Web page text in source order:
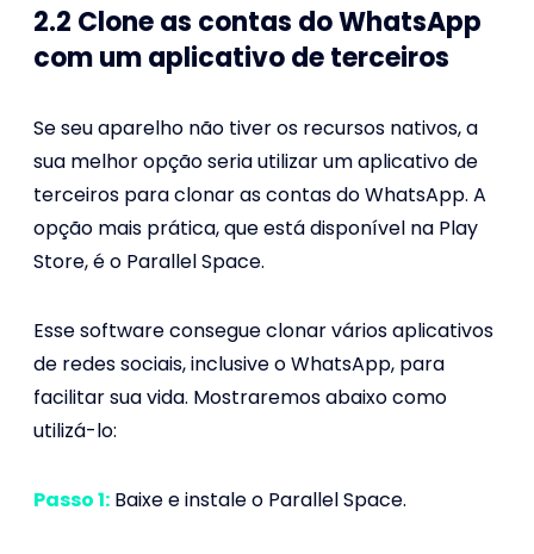
2.2 Clone as contas do WhatsApp
com um aplicativo de terceiros
Se seu aparelho não tiver os recursos nativos, a
sua melhor opção seria utilizar um aplicativo de
terceiros para clonar as contas do WhatsApp. A
opção mais prática, que está disponível na Play
Store, é o Parallel Space.
Esse software consegue clonar vários aplicativos
de redes sociais, inclusive o WhatsApp, para
facilitar sua vida. Mostraremos abaixo como
utilizá-lo:
Passo 1: Baixe e instale o Parallel Space.